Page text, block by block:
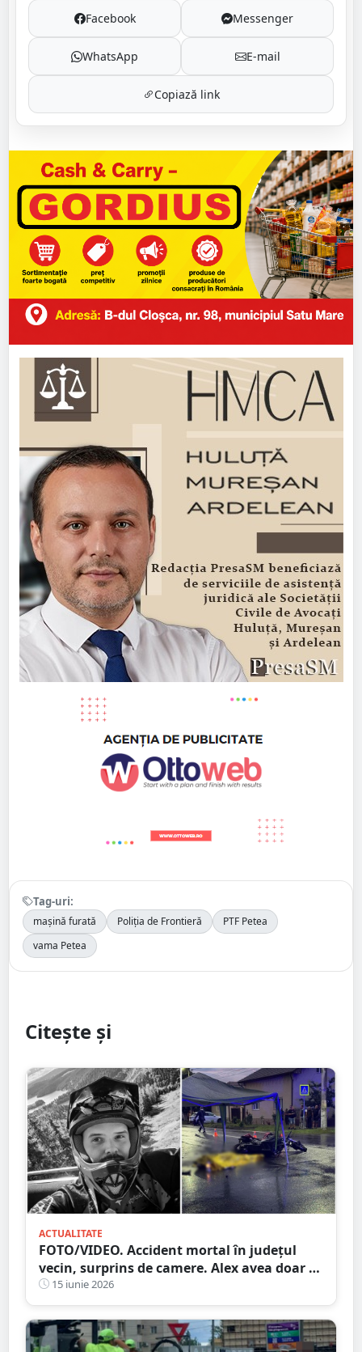
Facebook Messenger
WhatsApp E-mail
Copiază link
Tag-uri:
mașină furată Poliția de Frontieră
PTF Petea
vama Petea
Citește și
ACTUALITATE
FOTO/VIDEO. Accident mortal în județul
vecin, surprins de camere. Alex avea doar 29
de ani și era pasionat de motoare
15 iunie 2026